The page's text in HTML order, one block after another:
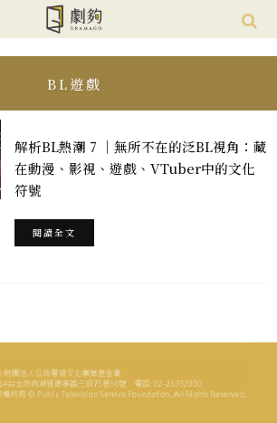
BL遊戲
解析BL熱潮 7 ｜無所不在的泛BL視角：藏
在動漫、影視、遊戲、VTuber中的文化
符號
閱讀全文